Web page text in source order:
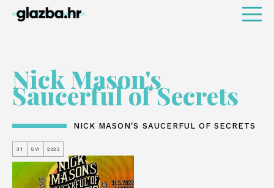
Nick Mason's
Saucerful of Secrets
NICK MASON'S SAUCERFUL OF SECRETS
31 SVI 2022